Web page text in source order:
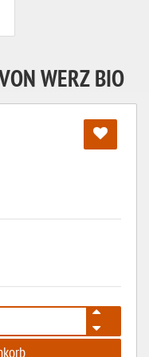
WERZ BIO